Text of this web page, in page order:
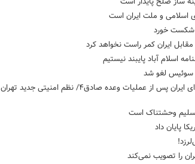
اسلامی و ملت ایران است
شکست خورد
ایران کمر راست نخواهد کرد
اسلام آباد پایبند نیستیم
سوئیس لغو شد
رونمایی از بازدارندگی دفاعی فرامنطقه‌ای ایران پس از عملیات وعده صادق۴/ نظم امنیتی جدید تهران
وحشتناک است
پایان داد
را تصویب نمی‌کند